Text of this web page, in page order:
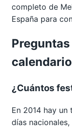
completo de
España para
¿Cuántos
En 2014 hay
días